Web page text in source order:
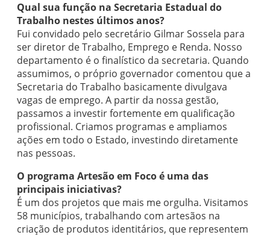
Qual sua função na Secretaria Estadual do
Trabalho nestes últimos anos?
Fui convidado pelo secretário Gilmar Sossela para
ser diretor de Trabalho, Emprego e Renda. Nosso
departamento é o finalístico da secretaria. Quando
assumimos, o próprio governador comentou que a
Secretaria do Trabalho basicamente divulgava
vagas de emprego. A partir da nossa gestão,
passamos a investir fortemente em qualificação
profissional. Criamos programas e ampliamos
ações em todo o Estado, investindo diretamente
nas pessoas.
O programa Artesão em Foco é uma das
principais iniciativas?
É um dos projetos que mais me orgulha. Visitamos
58 municípios, trabalhando com artesãos na
criação de produtos identitários, que representem